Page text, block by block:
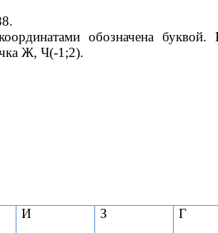
обозначена
Ж, Ч(-1;2).
И З
Г